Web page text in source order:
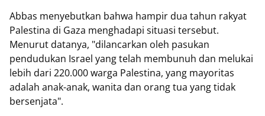
Abbas menyebutkan bahwa hampir dua tahun rakyat
Palestina di Gaza menghadapi situasi tersebut.
Menurut datanya, "dilancarkan oleh pasukan
pendudukan Israel yang telah membunuh dan melukai
lebih dari 220.000 warga Palestina, yang mayoritas
adalah anak-anak, wanita dan orang tua yang tidak
bersenjata".